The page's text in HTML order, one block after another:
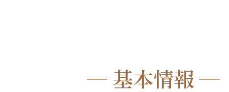
─ 基本情報 ─